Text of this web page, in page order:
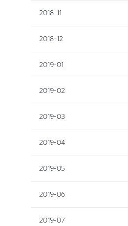
2018-11
2018-12
2019-01
2019-02
2019-03
2019-04
2019-05
2019-06
2019-07